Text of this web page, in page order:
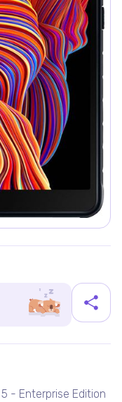
- Enterprise Edition